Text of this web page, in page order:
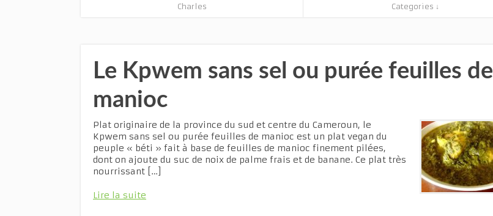
Charles Categories ↓
Le Kpwem sans sel ou purée feuilles de
manioc
Plat originaire de la province du sud et centre du Cameroun, le
Kpwem sans sel ou purée feuilles de manioc est un plat vegan du
peuple « béti » fait à base de feuilles de manioc finement pilées,
dont on ajoute du suc de noix de palme frais et de banane. Ce plat très
nourrissant […]
Lire la suite